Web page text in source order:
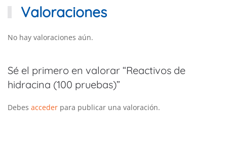
Valoraciones
No hay valoraciones aún.
Sé el primero en valorar “Reactivos de
hidracina (100 pruebas)”
Debes acceder para publicar una valoración.